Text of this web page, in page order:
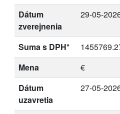
Dátum
zverejnenia
29-05-
Suma s DPH*
Mena
€
Dátum
uzavretia
27-05-